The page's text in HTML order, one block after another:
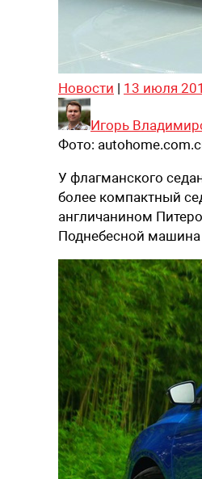
Новости | 13 июля
Игорь
Фото:
У флагманского
более компактный
англичанином
Поднебесной машина